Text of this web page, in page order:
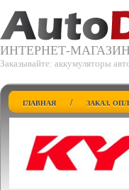
ИНТЕРНЕТ-
Заказывайте: аккумуляторы
ГЛАВНАЯ / ЗАКАЗ,